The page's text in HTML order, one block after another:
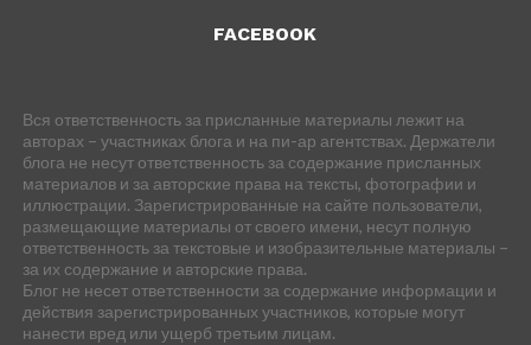
FACEBOOK
Вся ответственность за присланные материалы лежит на
авторах – участниках блога и на пи-ар агентствах. Держатели
блога не несут ответственность за содержание присланных
материалов и за авторские права на тексты, фотографии и
иллюстрации. Зарегистрированные на сайте пользователи,
размещающие материалы от своего имени, несут полную
ответственность за текстовые и изобразительные материалы –
за их содержание и авторские права.
Блог не несет ответственности за содержание информации и
действия зарегистрированных участников, которые могут
нанести вред или ущерб третьим лицам.